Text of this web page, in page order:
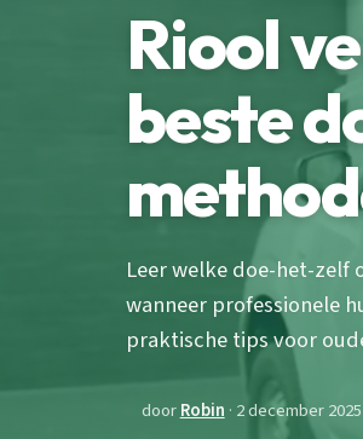
Riool
beste
Leer welke doe-het-
wanneer professionele
praktische tips voor
doorRobin · 2 december 2025